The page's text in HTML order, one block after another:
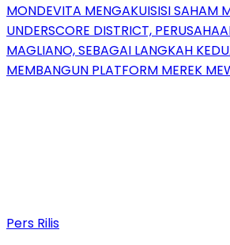
MONDEVITA MENGAKUISISI SAHAM
UNDERSCORE DISTRICT,
MAGLIANO, SEBAGAI LANGKAH
MEMBANGUN PLATFORM MEREK
Pers Rilis